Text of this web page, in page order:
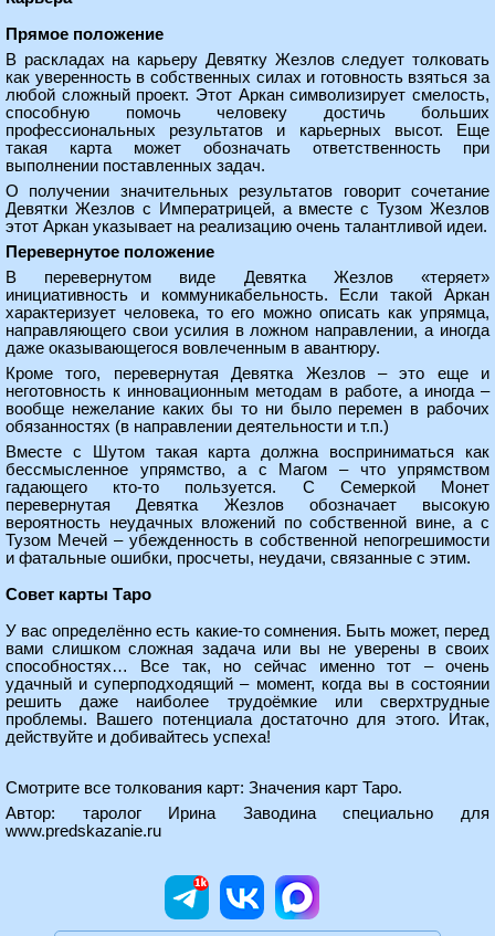
Прямое положение
В раскладах на карьеру Девятку Жезлов следует толковать
как уверенность в собственных силах и готовность взяться за
любой сложный проект. Этот Аркан символизирует смелость,
способную помочь человеку достичь больших
профессиональных результатов и карьерных высот. Еще
такая карта может обозначать ответственность при
выполнении поставленных задач.
О получении значительных результатов говорит сочетание
Девятки Жезлов с Императрицей, а вместе с Тузом Жезлов
этот Аркан указывает на реализацию очень талантливой идеи.
Перевернутое положение
В перевернутом виде Девятка Жезлов «теряет»
инициативность и коммуникабельность. Если такой Аркан
характеризует человека, то его можно описать как упрямца,
направляющего свои усилия в ложном направлении, а иногда
даже оказывающегося вовлеченным в авантюру.
Кроме того, перевернутая Девятка Жезлов – это еще и
неготовность к инновационным методам в работе, а иногда –
вообще нежелание каких бы то ни было перемен в рабочих
обязанностях (в направлении деятельности и т.п.)
Вместе с Шутом такая карта должна восприниматься как
бессмысленное упрямство, а с Магом – что упрямством
гадающего кто-то пользуется. С Семеркой Монет
перевернутая Девятка Жезлов обозначает высокую
вероятность неудачных вложений по собственной вине, а с
Тузом Мечей – убежденность в собственной непогрешимости
и фатальные ошибки, просчеты, неудачи, связанные с этим.
Совет карты Таро
У вас определённо есть какие-то сомнения. Быть может, перед
вами слишком сложная задача или вы не уверены в своих
способностях… Все так, но сейчас именно тот – очень
удачный и суперподходящий – момент, когда вы в состоянии
решить даже наиболее трудоёмкие или сверхтрудные
проблемы. Вашего потенциала достаточно для этого. Итак,
действуйте и добивайтесь успеха!
Смотрите все толкования карт: Значения карт Таро.
Автор: таролог Ирина Заводина специально для
www.predskazanie.ru